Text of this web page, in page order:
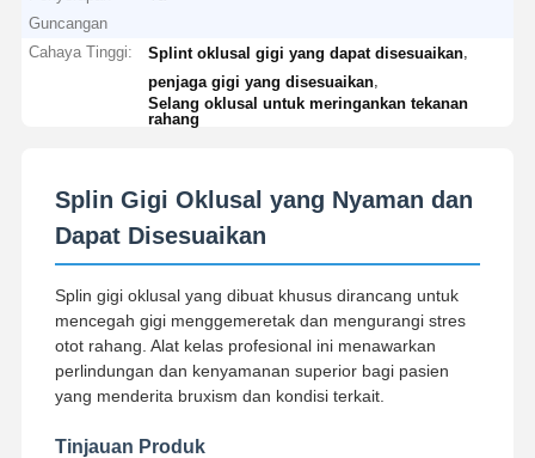
Guncangan
Cahaya Tinggi: Splint oklusal gigi yang dapat disesuaikan
penjaga gigi yang disesuaikan
Selang oklusal untuk meringankan tekanan
rahang
Splin Gigi Oklusal yang Nyaman dan
Dapat Disesuaikan
Splin gigi oklusal yang dibuat khusus dirancang untuk
mencegah gigi menggemeretak dan mengurangi stres
otot rahang. Alat kelas profesional ini menawarkan
perlindungan dan kenyamanan superior bagi pasien
yang menderita bruxism dan kondisi terkait.
Tinjauan Produk